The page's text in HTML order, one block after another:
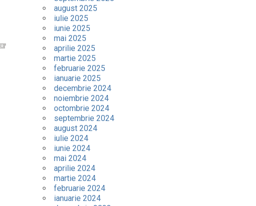
august 2025
iulie 2025
iunie 2025
mai 2025
aprilie 2025
martie 2025
februarie 2025
ianuarie 2025
decembrie 2024
noiembrie 2024
octombrie 2024
septembrie 2024
august 2024
iulie 2024
iunie 2024
mai 2024
aprilie 2024
martie 2024
februarie 2024
ianuarie 2024